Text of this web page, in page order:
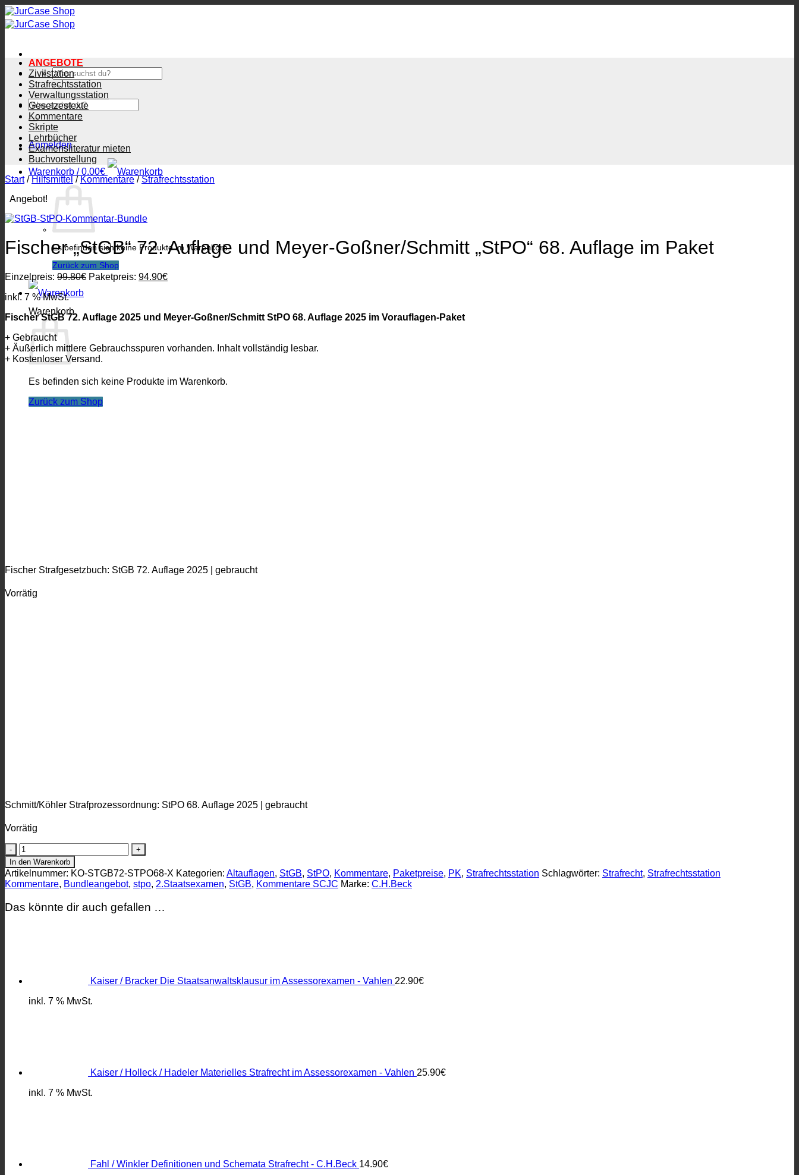
Zum
Inhalt
springen
Suchen
nach:
Suchen
nach:
Anmelden
Warenkorb /0.00€
Es befinden sich keine Produkte im Warenkorb.
Zurück zum Shop
Warenkorb
Es befinden sich keine Produkte im Warenkorb.
Zurück zum Shop
ANGEBOTE
Zivilstation
Strafrechtsstation
Verwaltungsstation
Gesetzestexte
Kommentare
Skripte
Lehrbücher
Examensliteratur mieten
Buchvorstellung
Start / Hilfsmittel / Kommentare / Strafrechtsstation
Angebot!
Fischer „StGB“ 72. Auflage und Meyer-Goßner/Schmitt „StPO“ 68. Auflage im Paket
Einzelpreis: 99.80€ Ursprünglicher
Paketpreis: 94.90€Aktueller
inkl. 7 % MwSt.
Fischer StGB 72. Auflage 2025 und Meyer-Goßner/Schmitt StPO 68. Auflage 2025 im Vorauflagen-Paket
+ Gebraucht
+ Äußerlich mittlere Gebrauchsspuren vorhanden. Inhalt vollständig lesbar.
+ Kostenloser Versand.
Fischer Strafgesetzbuch: StGB 72. Auflage 2025 | gebraucht
Vorrätig
Schmitt/Köhler Strafprozessordnung: StPO 68. Auflage 2025 | gebraucht
Vorrätig
Fischer
"StGB"
72.
Auflage
und
Meyer-
Goßner/Schmitt
In den Warenkorb
Artikelnummer: KO-STGB72-STPO68-X Kategorien: Altauflagen, StGB, StPO, Kommentare, Paketpreise, PK, Strafrechtsstation Schlagwörter: Strafrecht, Strafrechtsstation
Kommentare, Bundleangebot, stpo, 2.Staatsexamen, StGB, Kommentare SCJC Marke: C.H.Beck
Das könnte dir auch gefallen …
Kaiser / Bracker Die Staatsanwaltsklausur im Assessorexamen - Vahlen 22.90€
inkl. 7 % MwSt.
Kaiser / Holleck / Hadeler Materielles Strafrecht im Assessorexamen - Vahlen 25.90€
inkl. 7 % MwSt.
Fahl / Winkler Definitionen und Schemata Strafrecht - C.H.Beck 14.90€